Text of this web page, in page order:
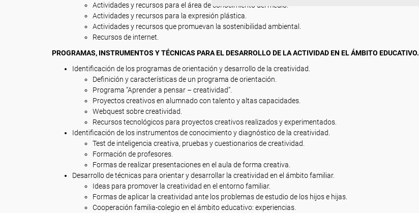
Actividades y recursos para el área de conocimiento del medio.
Actividades y recursos para la expresión plástica.
Actividades y recursos que promuevan la sostenibilidad ambiental.
Recursos de internet.
PROGRAMAS, INSTRUMENTOS Y TÉCNICAS PARA EL DESARROLLO DE LA ACTIVIDAD EN EL ÁMBITO EDUCATIVO.
Identificación de los programas de orientación y desarrollo de la creatividad.
Definición y características de un programa de orientación.
Programa “Aprender a pensar – creatividad”.
Proyectos creativos en alumnado con talento y altas capacidades.
Webquest sobre creatividad.
Recursos tecnológicos para proyectos creativos realizados y experimentados.
Identificación de los instrumentos de conocimiento y diagnóstico de la creatividad.
Test de inteligencia creativa, pruebas y cuestionarios de creatividad.
Formación de profesores.
Formas de realizar presentaciones en el aula de forma creativa.
Desarrollo de técnicas para orientar y desarrollar la creatividad en el ámbito familiar.
Ideas para promover la creatividad en el entorno familiar.
Formas de aplicar la creatividad ante los problemas de estudio de los hijos e hijas.
Cooperación familia-colegio en el ámbito educativo: experiencias.